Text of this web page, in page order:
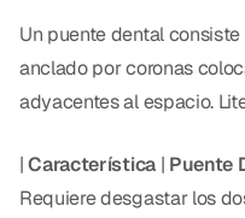
Reparaciones el Mismo Día
COSMÉTICA
Coronas de Cerámica
Carillas
Un puente dental
anclado por coronas
adyacentes al espacio.
|Característica| Puente
Requiere desgastar los